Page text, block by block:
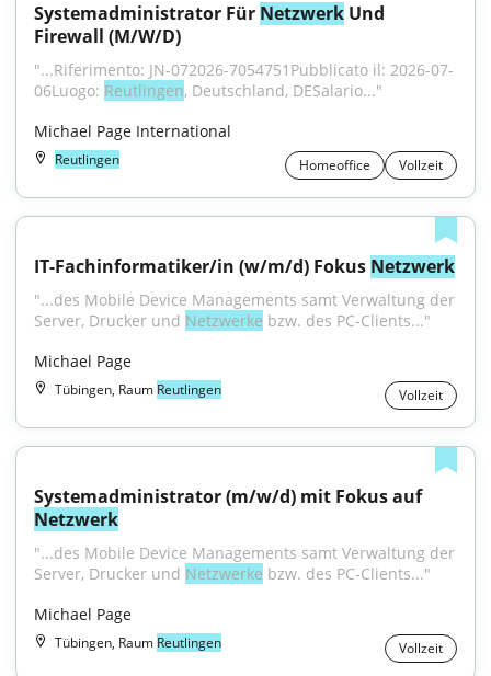
Systemadministrator Für Netzwerk Und
Firewall (M/W/D)
"...Riferimento: JN-072026-7054751Pubblicato il: 2026-07-
06Luogo: Reutlingen, Deutschland, DESalario..."
Michael Page International
Reutlingen Homeoffice Vollzeit
IT-Fachinformatiker/in (w/m/d) Fokus Netzwerk
"...des Mobile Device Managements samt Verwaltung der
Server, Drucker und Netzwerke bzw. des PC-Clients..."
Michael Page
Tübingen, Raum Reutlingen Vollzeit
Systemadministrator (m/w/d) mit Fokus auf
Netzwerk
"...des Mobile Device Managements samt Verwaltung der
Server, Drucker und Netzwerke bzw. des PC-Clients..."
Michael Page
Tübingen, Raum Reutlingen Vollzeit